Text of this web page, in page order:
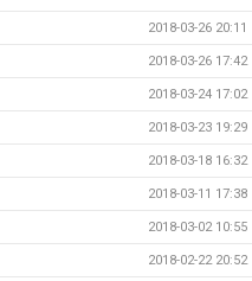
2018-03-26 20:11
2018-03-26 17:42
2018-03-24 17:02
2018-03-23 19:29
2018-03-18 16:32
2018-03-11 17:38
2018-03-02 10:55
2018-02-22 20:52